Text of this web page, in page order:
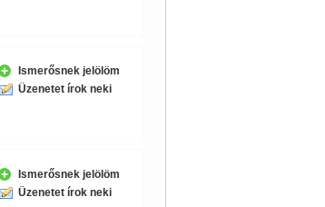
Ismerősnek jelölöm
Üzenetet írok neki
Ismerősnek jelölöm
Üzenetet írok neki